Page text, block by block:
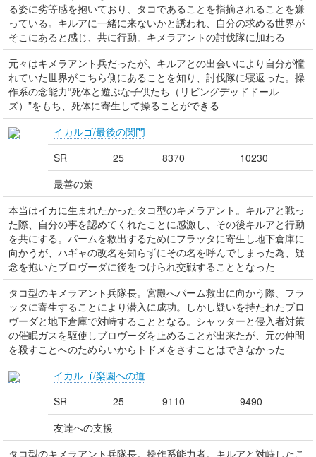
る姿に劣等感を抱いており、タコであることを指摘されることを嫌
っている。キルアに一緒に来ないかと誘われ、自分の求める世界が
そこにあると感じ、共に行動。キメラアントの討伐隊に加わる
元々はキメラアント兵だったが、キルアとの出会いにより自分が憧
れていた世界がこちら側にあることを知り、討伐隊に寝返った。操
作系の念能力“死体と遊ぶな子供たち（リビングデッドドール
ズ）”をもち、死体に寄生して操ることができる
イカルゴ/最後の関門
SR
25 8370
10230
最善の策
本当はイカに生まれたかったタコ型のキメラアント。キルアと戦っ
た際、自分の事を認めてくれたことに感激し、その後キルアと行動
を共にする。パームを救出するためにフラッタに寄生し地下倉庫に
向かうが、ハギャの改名を知らずにその名を呼んでしまった為、疑
念を抱いたブロヴーダに後をつけられ交戦することとなった
タコ型のキメラアント兵隊長。宮殿へパーム救出に向かう際、フラ
ッタに寄生することにより潜入に成功。しかし疑いを持たれたブロ
ヴーダと地下倉庫で対峙することとなる。シャッターと侵入者対策
の催眠ガスを駆使しブロヴーダを止めることが出来たが、元の仲間
を殺すことへのためらいからトドメをさすことはできなかった
イカルゴ/楽園への道
SR
25 9110
9490
友達への支援
タコ型のキメラアント兵隊長。操作系能力者。キルアと対峙したこ